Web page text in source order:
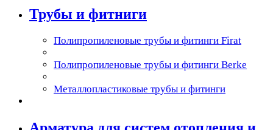
Трубы и фитниги
Полипропиленовые трубы и фитинги Firat
Полипропиленовые трубы и фитинги Berke
Металлопластиковые трубы и фитинги